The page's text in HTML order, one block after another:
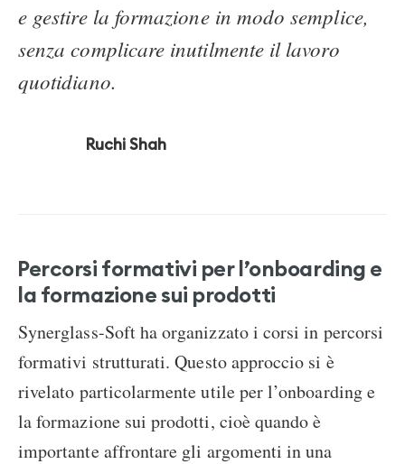
e gestire la formazione in modo semplice,
senza complicare inutilmente il lavoro
quotidiano.
Ruchi Shah
Percorsi formativi per l’onboarding e
la formazione sui prodotti
Synerglass-Soft ha organizzato i corsi in percorsi
formativi strutturati. Questo approccio si è
rivelato particolarmente utile per l’onboarding e
la formazione sui prodotti, cioè quando è
importante affrontare gli argomenti in una